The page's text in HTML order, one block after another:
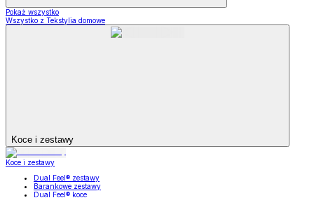
Pokaż wszystko
Wszystko z Tekstylia domowe
Koce i zestawy
Koce i zestawy
Dual Feel® zestawy
Barankowe zestawy
Dual Feel® koce